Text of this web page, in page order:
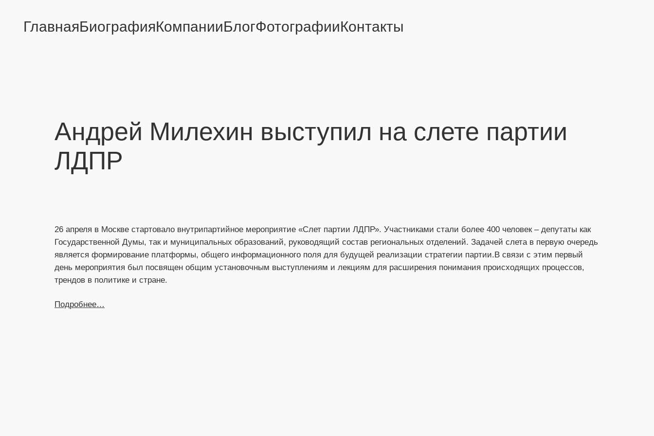
содержимому
ГлавнаяБиографияКомпанииБлогФотографииКонтакты
Андрей Милехин выступил на слете партии
ЛДПР
26 апреля в Москве стартовало внутрипартийное мероприятие «Слет партии ЛДПР». Участниками стали более 400 человек – депутаты как
Государственной Думы, так и муниципальных образований, руководящий состав региональных отделений. Задачей слета в первую очередь
является формирование платформы, общего информационного поля для будущей реализации стратегии партии.В связи с этим первый
день мероприятия был посвящен общим установочным выступлениям и лекциям для расширения понимания происходящих процессов,
трендов в политике и стране.
Подробнее…